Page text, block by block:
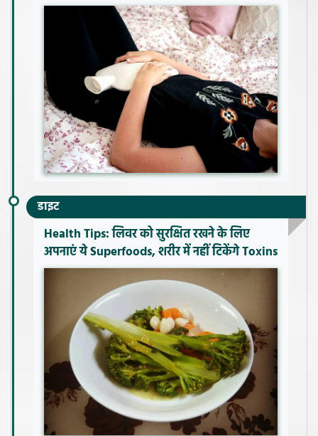
डाइट
Health Tips: लिवर को सुरक्षित रखने के लिए
अपनाएं ये Superfoods, शरीर में नहीं टिकेंगे Toxins